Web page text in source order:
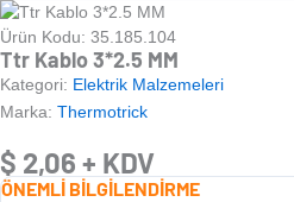
Ürün Kodu: 35.185.104
Ttr Kablo 3*2.5 MM
Kategori: Elektrik Malzemeleri
Marka: Thermotrick
$ 2,06 + KDV
ÖNEMLİ BİLGİLENDİRME